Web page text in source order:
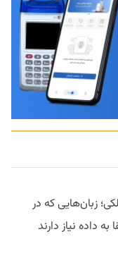
زبان‌هایی که در
داده نیاز دارند